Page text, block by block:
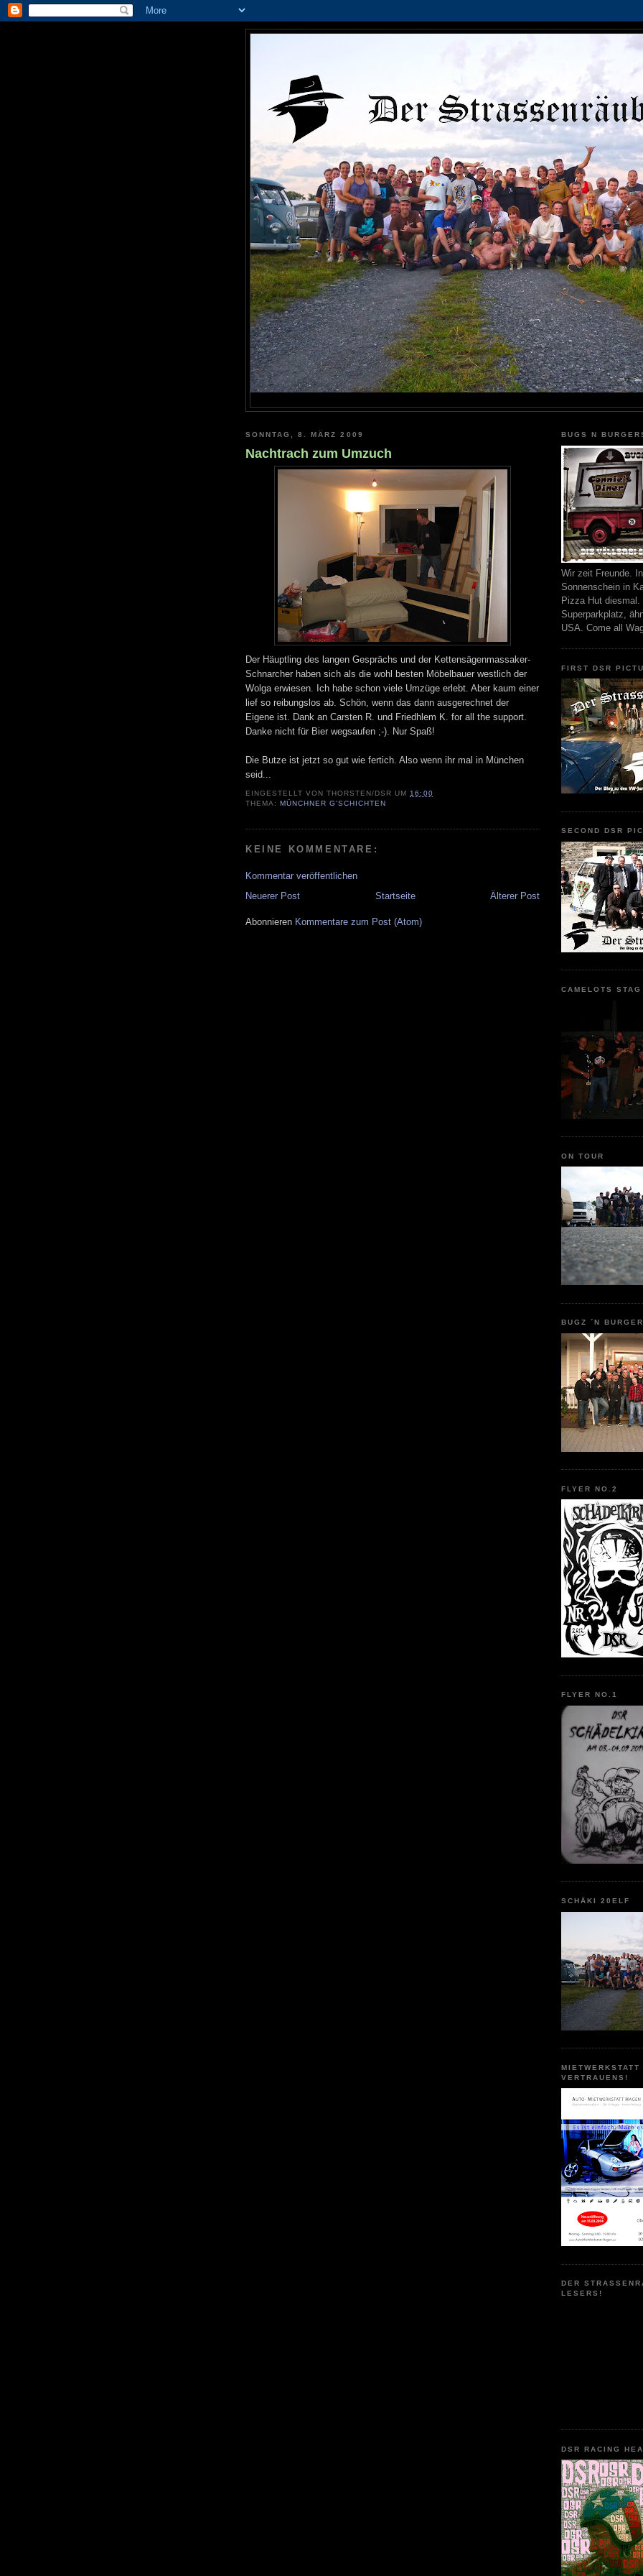
SONNTAG, 8. MÄRZ 2009
Nachtrach zum Umzuch
Der Häuptling des langen Gesprächs und der Kettensägenmassaker-
Schnarcher haben sich als die wohl besten Möbelbauer westlich der
Wolga erwiesen. Ich habe schon viele Umzüge erlebt. Aber kaum einer
lief so reibungslos ab. Schön, wenn das dann ausgerechnet der
Eigene ist. Dank an Carsten R. und Friedhlem K. for all the support.
Danke nicht für Bier wegsaufen ;-). Nur Spaß!
Die Butze ist jetzt so gut wie fertich. Also wenn ihr mal in München
seid...
EINGESTELLT VONTHORSTEN/DSR UM16:00
THEMA: MÜNCHNER G'SCHICHTEN
KEINE KOMMENTARE:
Kommentar veröffentlichen
Neuerer Post
Älterer Post
Startseite
Abonnieren Kommentare zum Post (Atom)
BUGS N
Wir zeit Freunde.
Sonnenschein in
Pizza Hut diesmal.
Superparkplatz,
USA. Come all
FIRST DSR
SECOND DSR
CAMELOTS
ON TOUR
BUGZ ´N
FLYER NO.2
FLYER NO.1
SCHÄKI 20ELF
MIETWERKSTATT
VERTRAUENS!
DER
LESERS!
DSR RACING